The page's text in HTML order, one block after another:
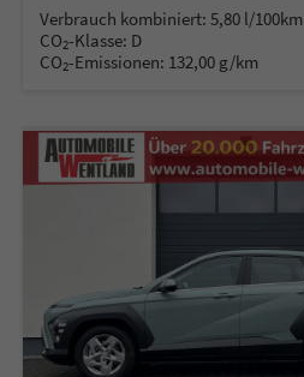
Verbrauch kombiniert: 5,80 l/100km
CO2-Klasse: D
CO2-Emissionen: 132,00 g/km